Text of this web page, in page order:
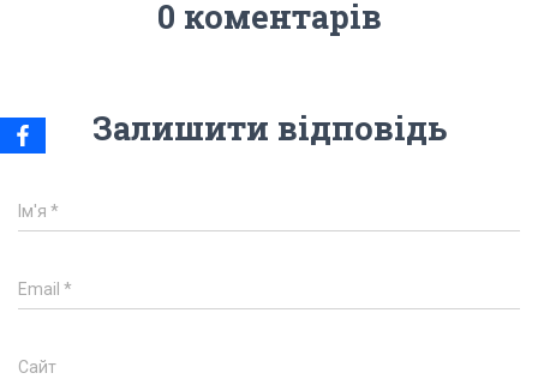
0 коментарів
Залишити відповідь
Ім'я *
Email *
Сайт